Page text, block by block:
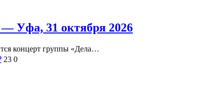
Уфа, 31 октября 2026
концерт группы «Дела…
23 0